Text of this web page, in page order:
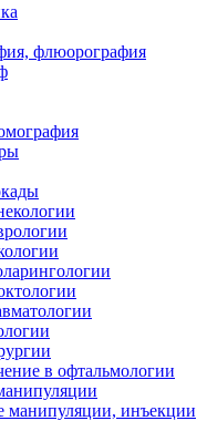
флюорография
в офтальмологии
манипуляции, инъекции